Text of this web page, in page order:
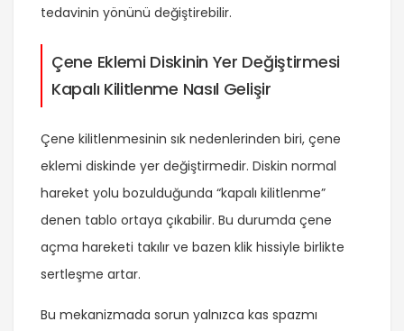
tedavinin yönünü değiştirebilir.
Çene Eklemi Diskinin Yer Değiştirmesi
Kapalı Kilitlenme Nasıl Gelişir
Çene kilitlenmesinin sık nedenlerinden biri, çene
eklemi diskinde yer değiştirmedir. Diskin normal
hareket yolu bozulduğunda “kapalı kilitlenme”
denen tablo ortaya çıkabilir. Bu durumda çene
açma hareketi takılır ve bazen klik hissiyle birlikte
sertleşme artar.
Bu mekanizmada sorun yalnızca kas spazmı